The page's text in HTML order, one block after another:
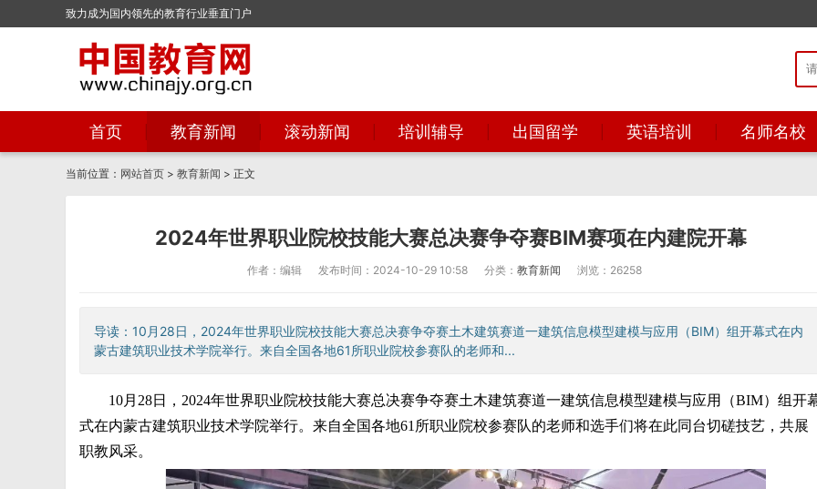
致力成为国内领先的教育行业垂直门户
首页 教育新闻 滚动新闻 培训辅导 出国留学 英语培训 名师名校
当前位置： 网站首页 > 教育新闻 > 正文
2024年世界职业院校技能大赛总决赛争夺赛BIM赛项在内建院开幕
作者：编辑 发布时间：2024-10-29 10:58 分类： 教育新闻 浏览：26258
导读：10月28日，2024年世界职业院校技能大赛总决赛争夺赛土木建筑赛道一建筑信息模型建模与应用（BIM）组开幕式在内
蒙古建筑职业技术学院举行。来自全国各地61所职业院校参赛队的老师和...
10月28日，2024年世界职业院校技能大赛总决赛争夺赛土木建筑赛道一建筑信息模型建模与应用（BIM）组开
式在内蒙古建筑职业技术学院举行。来自全国各地61所职业院校参赛队的老师和选手们将在此同台切磋技艺，共展
职教风采。